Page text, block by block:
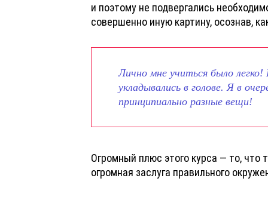
и поэтому не подвергались
совершенно иную картину, осознав,
Лично мне учиться было
укладывались в голове. Я в
принципиально разные вещи!
Огромный плюс этого курса — то, что
огромная заслуга правильного